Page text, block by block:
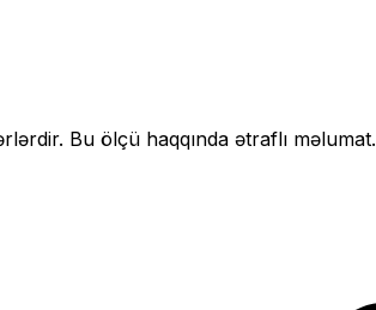
Bu ölçü haqqında ətraflı məlumat.